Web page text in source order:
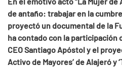
de antaño: trabajar en la
proyectó un documental de la
ha contado con la participación
CEO Santiago Apóstol y el
Activo de Mayores’ de Alajeró y